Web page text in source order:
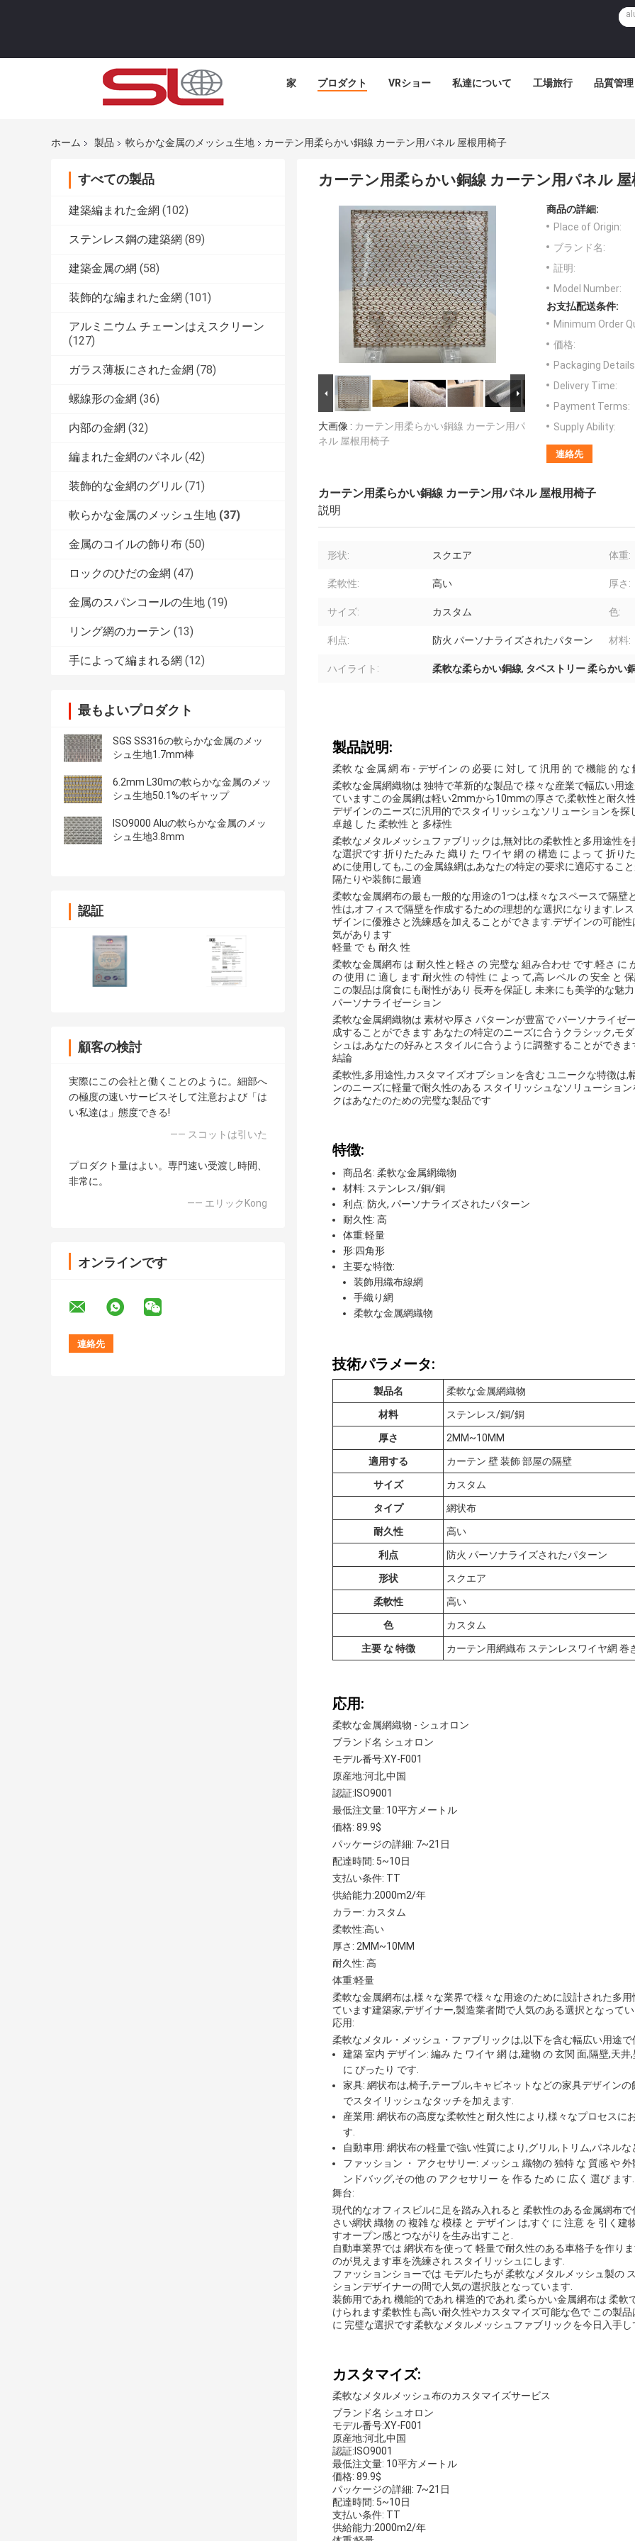
家 プロダクト VRショー 私達について 工場旅行 品質管理
ホーム 製品 軟らかな金属のメッシュ生地 カーテン用柔らかい銅線 カーテン用パネル 屋根用椅子
すべての製品
建築編まれた金網 (102)
ステンレス鋼の建築網 (89)
建築金属の網 (58)
装飾的な編まれた金網 (101)
アルミニウム チェーンはえスクリーン
(127)
ガラス薄板にされた金網 (78)
螺線形の金網 (36)
内部の金網 (32)
編まれた金網のパネル (42)
装飾的な金網のグリル (71)
軟らかな金属のメッシュ生地 (37)
金属のコイルの飾り布 (50)
ロックのひだの金網 (47)
金属のスパンコールの生地 (19)
リング網のカーテン (13)
手によって編まれる網 (12)
最もよいプロダクト
SGS SS316の軟らかな金属のメッ
シュ生地1.7mm棒
6.2mm L30mの軟らかな金属のメッ
シュ生地50.1%のギャップ
ISO9000 Aluの軟らかな金属のメッ
シュ生地3.8mm
認証
顧客の検討
実際にこの会社と働くことのように。細部へ
の極度の速いサービスそして注意および「は
い私達は」態度できる!
—— スコットは引いた
プロダクト量はよい。専門速い受渡し時間、
非常に。
—— エリックKong
オンラインです
カーテン用柔らかい銅線 カーテン用パネル 屋
大画像 : カーテン用柔らかい銅線 カーテン用パ
ネル 屋根用椅子
商品の詳細:
Place of Origin:
ブランド名:
証明:
Model Number:
お支払配送条件:
Minimum Order
価格:
Packaging
Delivery Time:
Payment Terms:
Supply Ability:
連絡先
カーテン用柔らかい銅線 カーテン用パネル 屋根用椅子
説明
形状: スクエア 体重:
柔軟性: 高い 厚さ:
サイズ: カスタム 色:
利点: 防火 パーソナライズされたパターン 材料:
ハイライト: 柔軟な柔らかい銅線, タペストリー 柔らかい
製品説明:
柔軟 な 金属 網 布 - デザイン の 必要 に 対し て 汎用 的 で 機能 的 な
柔軟な金属網織物は 独特で革新的な製品で 様々な産業で幅広い用
ていますこの金属網は軽い2mmから10mmの厚さで,柔軟性と耐久
デザインのニーズに汎用的でスタイリッシュなソリューションを探
卓越 し た 柔軟性 と 多様性
柔軟なメタルメッシュファブリックは,無対比の柔軟性と多用途性
な選択です.折りたたみ た 織り た ワイヤ 網 の 構造 に よっ て 折
めに使用しても,この金属線網は,あなたの特定の要求に適応するこ
隔たりや装飾に最適
柔軟な金属網布の最も一般的な用途の1つは,様々なスペースで隔
性は,オフィスで隔壁を作成するための理想的な選択になります.レ
ザインに優雅さと洗練感を加えることができます.デザインの可能
気があります
軽量 で も 耐久 性
柔軟な金属網布 は 耐久性と軽さ の 完璧な 組み合わせ です.軽さ に
の 使用 に 適し ます.耐火性 の 特性 に よっ て,高 レベル の 安全 と
この製品は腐食にも耐性があり 長寿を保証し 未来にも美学的な魅
パーソナライゼーション
柔軟な金属網織物は 素材や厚さ パターンが豊富で パーソナライゼ
成することができます あなたの特定のニーズに合うクラシック,モ
シュは,あなたの好みとスタイルに合うように調整することができま
結論
柔軟性,多用途性,カスタマイズオプションを含む ユニークな特徴は
ンのニーズに軽量で耐久性のある スタイリッシュなソリューショ
クはあなたのための完璧な製品です
特徴:
商品名: 柔軟な金属網織物
材料: ステンレス/銅/銅
利点: 防火, パーソナライズされたパターン
耐久性: 高
体重:軽量
形:四角形
主要な特徴:
装飾用織布線網
手織り網
柔軟な金属網織物
技術パラメータ:
製品名 柔軟な金属網織物
材料 ステンレス/銅/銅
厚さ 2MM~10MM
適用する カーテン 壁 装飾 部屋の隔壁
サイズ カスタム
タイプ 網状布
耐久性 高い
利点 防火 パーソナライズされたパターン
形状 スクエア
柔軟性 高い
色 カスタム
主要 な 特徴 カーテン用網織布 ステンレスワイヤ網 巻
応用:
柔軟な金属網織物 - シュオロン
ブランド名 シュオロン
モデル番号:XY-F001
原産地:河北,中国
認証:ISO9001
最低注文量: 10平方メートル
価格: 89.9$
パッケージの詳細: 7~21日
配達時間: 5~10日
支払い条件: TT
供給能力:2000m2/年
カラー: カスタム
柔軟性:高い
厚さ: 2MM~10MM
耐久性: 高
体重:軽量
柔軟な金属網布は,様々な業界で様々な用途のために設計された多
ています建築家,デザイナー,製造業者間で人気のある選択となって
応用:
柔軟なメタル・メッシュ・ファブリックは,以下を含む幅広い用途で
建築 室内 デザイン: 編み た ワイヤ 網 は,建物 の 玄関 面,隔壁,天
に ぴったり です.
家具: 網状布は,椅子,テーブル,キャビネットなどの家具デザイン
でスタイリッシュなタッチを加えます.
産業用: 網状布の高度な柔軟性と耐久性により,様々なプロセス
す.
自動車用: 網状布の軽量で強い性質により,グリル,トリム,パネル
ファッション ・ アクセサリー: メッシュ 織物の 独特 な 質感 や
ンドバッグ,その他 の アクセサリー を 作る ため に 広く 選び ます.
舞台:
現代的なオフィスビルに足を踏み入れると 柔軟性のある金属網布
さい網状 織物 の 複雑 な 模様 と デザイン は,すぐ に 注意 を 引く
すオープン感とつながりを生み出すこと.
自動車業界では 網状布を使って 軽量で耐久性のある車格子を作り
のが見えます車を洗練され スタイリッシュにします.
ファッションショーでは モデルたちが 柔軟なメタルメッシュ製の
ションデザイナーの間で人気の選択肢となっています.
装飾用であれ 機能的であれ 構造的であれ 柔らかい金属網布は 柔
けられます柔軟性も高い耐久性やカスタマイズ可能な色で この製
に 完璧な選択です柔軟なメタルメッシュファブリックを今日入手
カスタマイズ:
柔軟なメタルメッシュ布のカスタマイズサービス
ブランド名 シュオロン
モデル番号:XY-F001
原産地:河北,中国
認証:ISO9001
最低注文量: 10平方メートル
価格: 89.9$
パッケージの詳細: 7~21日
配達時間: 5~10日
支払い条件: TT
供給能力:2000m2/年